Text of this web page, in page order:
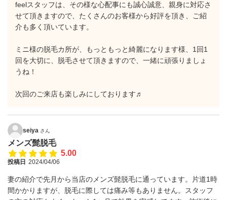
feelスタッフは、その様な心配事にも誠心誠意、親身に対応さ
せて頂きますので、たくさんのお客様から好評を頂き、ご紹
介も多く頂いています。
ミニ様の脱毛カ所が、もっともっと綺麗になります様、1回1
回を大切に、脱毛させて頂きますので、一緒に頑張りましょ
うね！
次回のご来店も楽しみにしております♬
seiya さん
メンズ髭脱毛
5.00
投稿日 2024/04/06
妻の紹介で先月から当店のメンズ髭脱毛に通っています。片道1時
間かかりますが、脱毛に際しては痛み等もありません。スタッフ